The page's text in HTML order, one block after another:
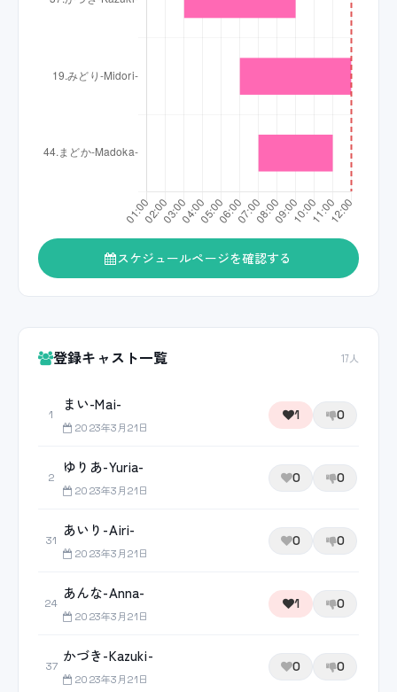
スケジュールページを確認する
登録キャスト一覧 17人
1
まい-Mai-
2023年3月21日
1 0
2
ゆりあ-Yuria-
2023年3月21日
0 0
31
あいり-Airi-
2023年3月21日
0 0
24
あんな-Anna-
2023年3月21日
1 0
37
かづき-Kazuki-
2023年3月21日
0 0